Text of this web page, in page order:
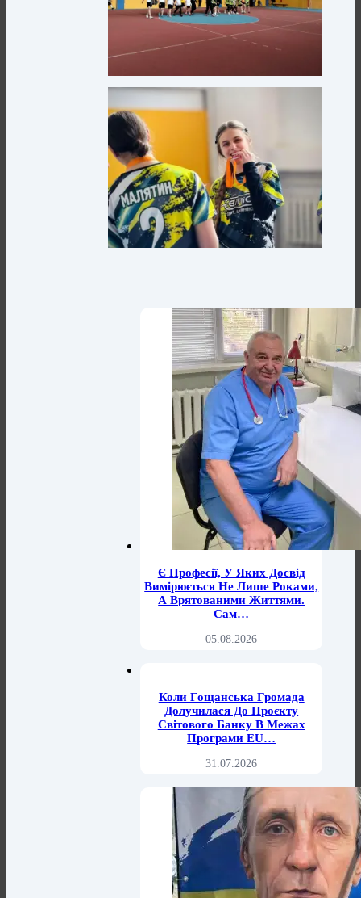
Є Професії, У Яких Досвід
Вимірюється Не Лише Роками,
А Врятованими Життями.
Сам…
05.08.2026
Коли Гощанська Громада
Долучилася До Проєкту
Світового Банку В Межах
Програми EU…
31.07.2026